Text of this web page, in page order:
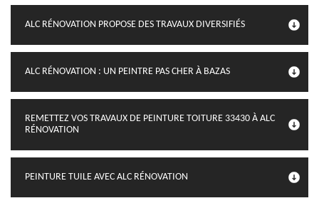
ALC RÉNOVATION PROPOSE DES TRAVAUX DIVERSIFIÉS
ALC RÉNOVATION : UN PEINTRE PAS CHER À BAZAS
REMETTEZ VOS TRAVAUX DE PEINTURE TOITURE 33430 À ALC
RÉNOVATION
PEINTURE TUILE AVEC ALC RÉNOVATION